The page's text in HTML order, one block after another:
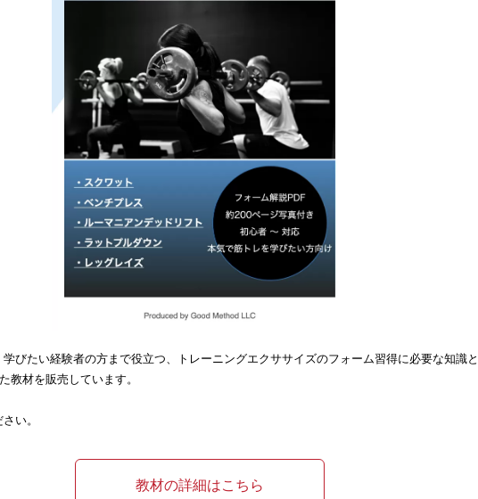
びたい経験者の方まで役立つ、トレーニングエクササイズのフォーム習得に必要な知識
教材を販売しています。
い。
教材の詳細はこちら